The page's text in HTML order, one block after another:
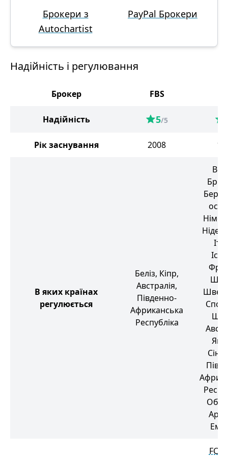
Брокери з
Autochartist
PayPal Брокери
Надійність і регулювання
Брокер FBS
Надійність 5/5
Рік заснування 2008
В яких країнах
регулюється
Беліз, Кіпр,
Австралія,
Південно-
Африканська
Республіка
FCA